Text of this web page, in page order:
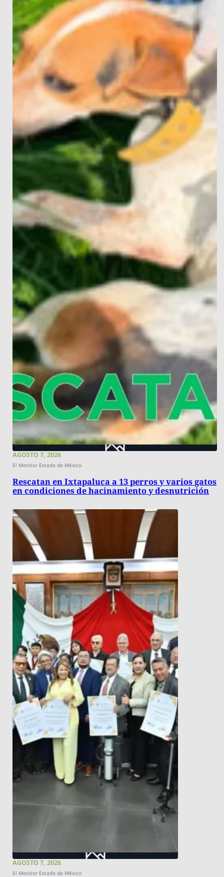
AGOSTO 7, 2026
El Monitor Estado de México
Rescatan en Ixtapaluca a 13 perros y varios gatos
en condiciones de hacinamiento y desnutrición
AGOSTO 7, 2026
El Monitor Estado de México